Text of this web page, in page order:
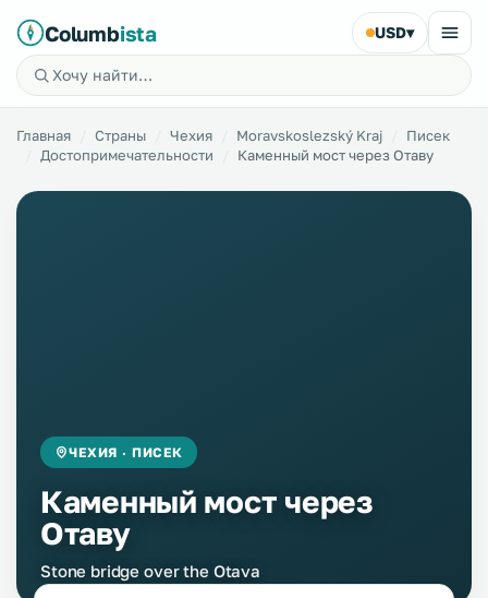
Columbista USD▾
Главная Страны Чехия Moravskoslezský Kraj
Писек
Достопримечательности
Каменный мост через Отаву
ЧЕХИЯ · ПИСЕК
Каменный мост через
Отаву
Stone bridge over the Otava